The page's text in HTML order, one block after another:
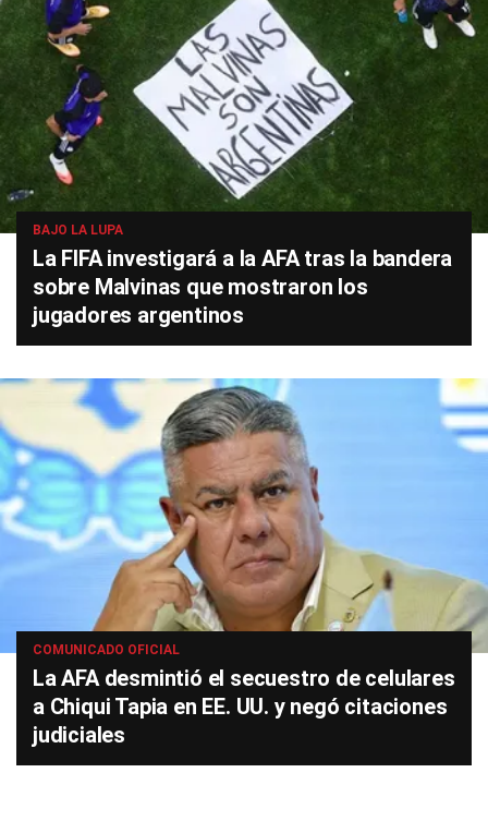
BAJO LA LUPA
La FIFA investigará a la AFA tras la bandera
sobre Malvinas que mostraron los
jugadores argentinos
COMUNICADO OFICIAL
La AFA desmintió el secuestro de celulares
a Chiqui Tapia en EE. UU. y negó citaciones
judiciales